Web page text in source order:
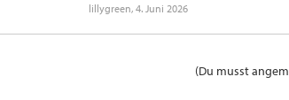
lillygreen, 4. Juni 2026
(Du musst